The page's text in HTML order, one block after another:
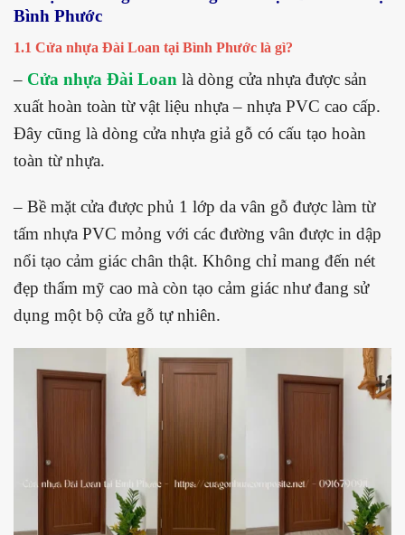
Bình Phước
1.1 Cửa nhựa Đài Loan tại Bình Phước là gì?
– Cửa nhựa Đài Loan là dòng cửa nhựa được sản
xuất hoàn toàn từ vật liệu nhựa – nhựa PVC cao cấp.
Đây cũng là dòng cửa nhựa giả gỗ có cấu tạo hoàn
toàn từ nhựa.
– Bề mặt cửa được phủ 1 lớp da vân gỗ được làm từ
tấm nhựa PVC mỏng với các đường vân được in dập
nổi tạo cảm giác chân thật. Không chỉ mang đến nét
đẹp thẩm mỹ cao mà còn tạo cảm giác như đang sử
dụng một bộ cửa gỗ tự nhiên.